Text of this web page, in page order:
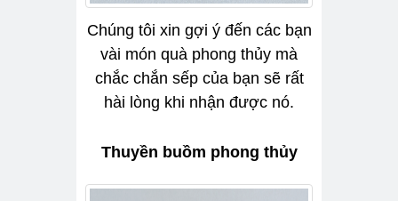
Chúng tôi xin gợi ý đến các bạn
vài món quà phong thủy mà
chắc chắn sếp của bạn sẽ rất
hài lòng khi nhận được nó.
Thuyền buồm phong thủy